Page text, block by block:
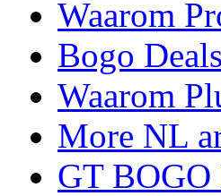
Waarom
Bogo
Waarom
More NL
GT BOGO